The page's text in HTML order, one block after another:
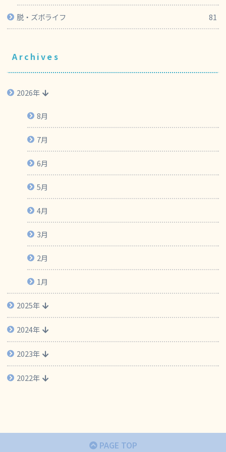
脱・ズボライフ 81
Archives
2026年
8月
7月
6月
5月
4月
3月
2月
1月
2025年
2024年
2023年
2022年
PAGE TOP